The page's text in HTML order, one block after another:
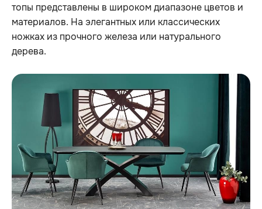
топы представлены в широком диапазоне цветов и
материалов. На элегантных или классических
ножках из прочного железа или натурального
дерева.